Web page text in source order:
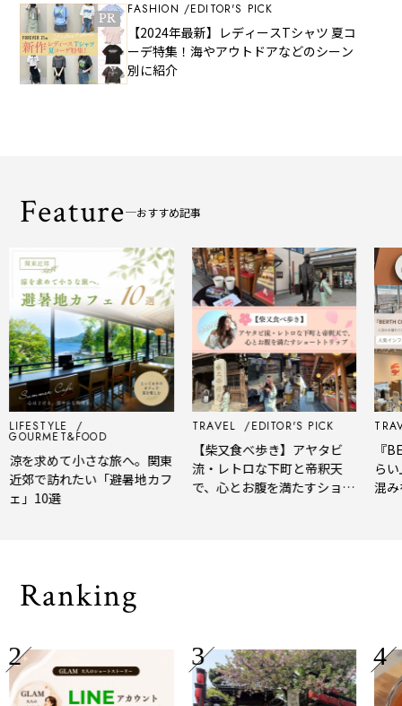
PR
FASHION EDITOR'S PICK
【2024年最新】レディースTシャツ 夏コ
ーデ特集！海やアウトドアなどのシーン
別に紹介
Feature おすすめ記事
LIFESTYLE
GOURMET&FOOD
涼を求めて小さな旅へ。関東
近郊で訪れたい「避暑地カフ
ェ」10選
TRAVEL EDITOR'S PICK
【柴又食べ歩き】アヤタビ
流・レトロな下町と帝釈天
で、心とお腹を満たすショー
『
ら
混み
Ranking